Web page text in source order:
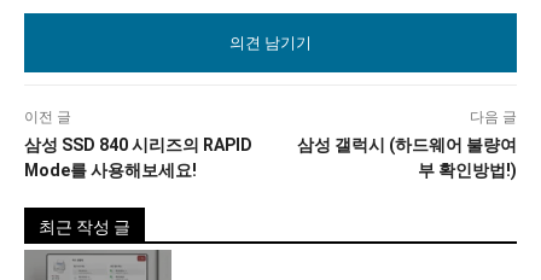
이전 글
삼성 SSD 840 시리즈의 RAPID
Mode를 사용해보세요!
다음 글
삼성 갤럭시 (하드웨어 불량여
부 확인방법!)
최근 작성 글